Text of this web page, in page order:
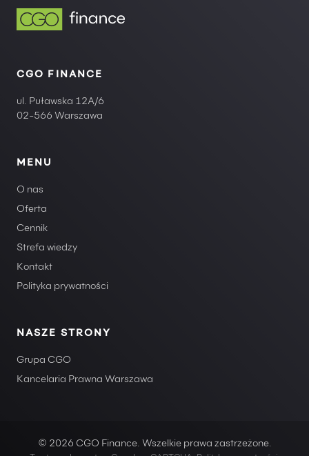
CGO FINANCE
ul. Puławska 12A/6
02-566 Warszawa
MENU
O nas
Oferta
Cennik
Strefa wiedzy
Kontakt
Polityka prywatności
NASZE STRONY
Grupa CGO
Kancelaria Prawna Warszawa
© 2026 CGO Finance. Wszelkie prawa zastrzeżone.